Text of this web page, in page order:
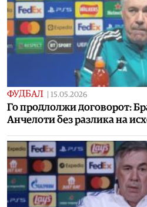
ФУДБАЛ 15.05.2026
Го продлолжи договорот:
Анчелоти без разлика на